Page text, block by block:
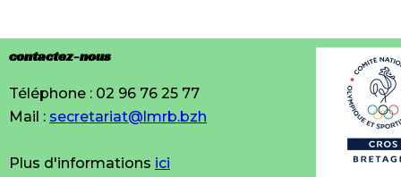
contactez-nous
Téléphone : 02 96 76 25 77
Mail : secretariat@lmrb.bzh
Plus d'informations ici